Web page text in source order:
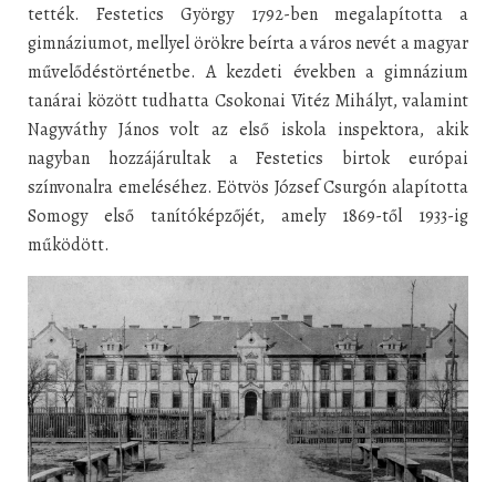
tették. Festetics György 1792-ben megalapította a
gimnáziumot, mellyel örökre beírta a város nevét a magyar
művelődéstörténetbe. A kezdeti években a gimnázium
tanárai között tudhatta Csokonai Vitéz Mihályt, valamint
Nagyváthy János volt az első iskola inspektora, akik
nagyban hozzájárultak a Festetics birtok európai
színvonalra emeléséhez. Eötvös József Csurgón alapította
Somogy első tanítóképzőjét, amely 1869-től 1933-ig
működött.